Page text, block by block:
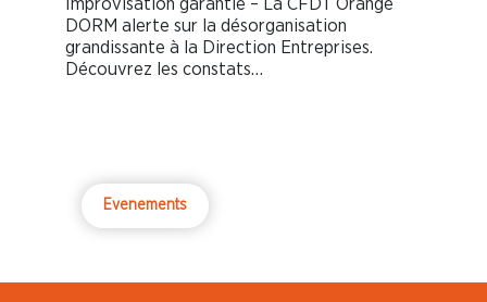
DORM alerte sur la désorganisation
grandissante à la Direction Entreprises.
Découvrez les constats…
Evenements